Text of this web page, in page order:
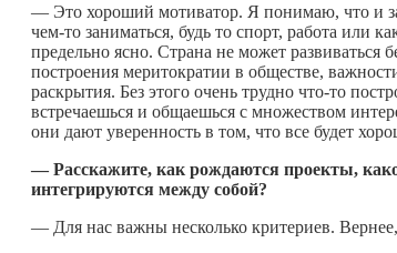
— Это хороший мотиватор. Я понимаю, что и
чем-то заниматься, будь то спорт, работа или
предельно ясно. Страна не может развиваться
построения меритократии в обществе,
раскрытия. Без этого очень трудно что-то
встречаешься и общаешься с множеством
они дают уверенность в том, что все будет
— Расскажите, как рождаются проекты,
интегрируются между собой?
— Для нас важны несколько критериев.